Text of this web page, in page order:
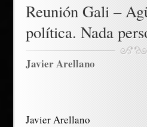
Reunión Gali –
política. Nada
Javier Arellano
Javier Arellano